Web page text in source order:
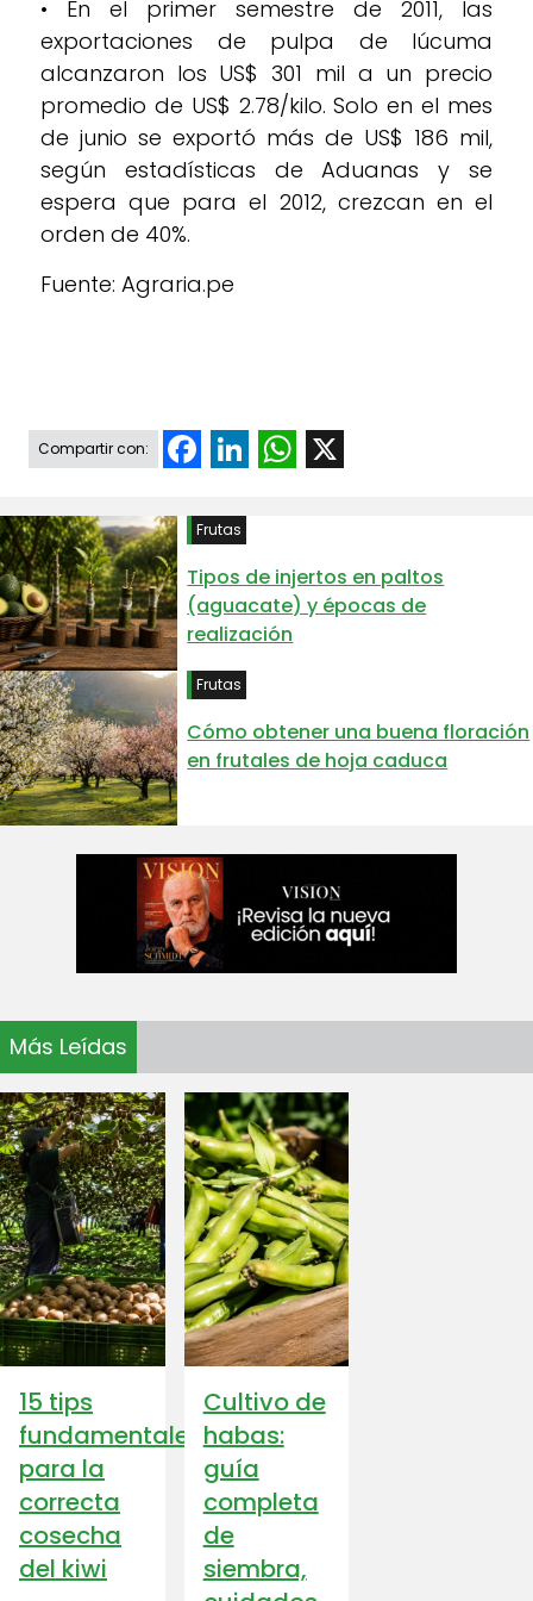
• En el primer semestre de 2011, las
exportaciones de pulpa de lúcuma
alcanzaron los US$ 301 mil a un precio
promedio de US$ 2.78/kilo. Solo en el mes
de junio se exportó más de US$ 186 mil,
según estadísticas de Aduanas y se
espera que para el 2012, crezcan en el
orden de 40%.
Fuente: Agraria.pe
Compartir con: FacebookLinkedInWhatsApp
Frutas
Tipos de injertos en paltos
(aguacate) y épocas de
realización
Frutas
Cómo obtener una buena floración
en frutales de hoja caduca
Más Leídas
15 tips
fundamentales
para la
correcta
cosecha
del kiwi
Cultivo de
habas:
guía
completa
de
siembra,